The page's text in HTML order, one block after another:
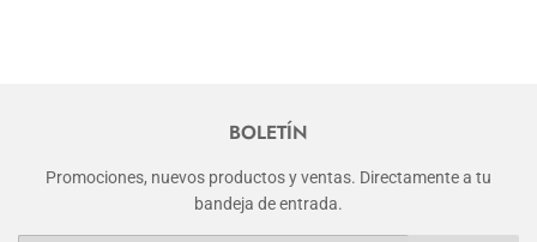
BOLETÍN
Promociones, nuevos productos y ventas. Directamente a tu
bandeja de entrada.